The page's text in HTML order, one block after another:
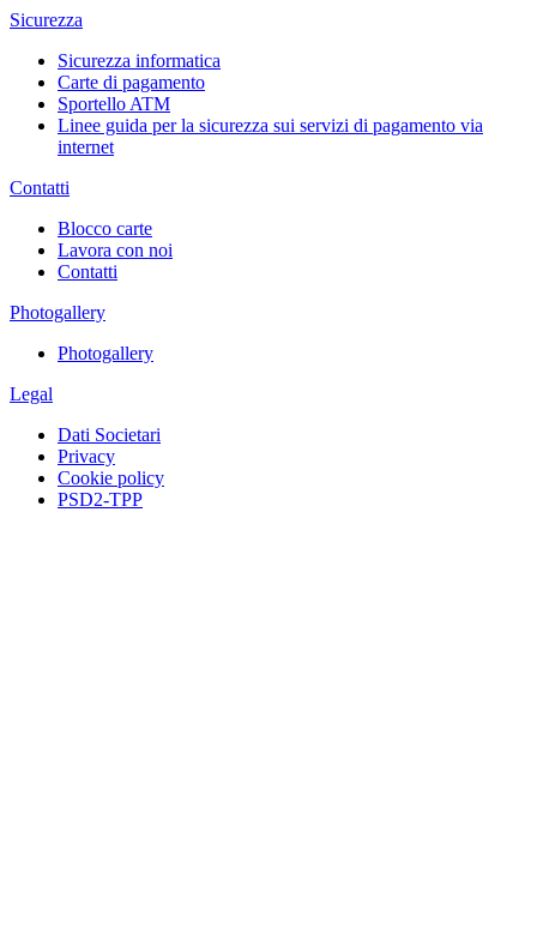
Sicurezza
Sicurezza informatica
Carte di pagamento
Sportello ATM
Linee guida per la sicurezza sui servizi di pagamento via
internet
Contatti
Blocco carte
Lavora con noi
Contatti
Photogallery
Photogallery
Legal
Dati Societari
Privacy
Cookie policy
PSD2-TPP